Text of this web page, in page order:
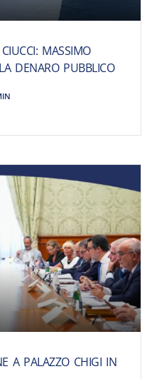
MASSIMO
DENARO PUBBLICO
A PALAZZO CHIGI IN